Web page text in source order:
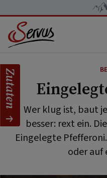
Wer klug ist, baut
besser: rext ein.
Eingelegte
oder auf
Zutaten